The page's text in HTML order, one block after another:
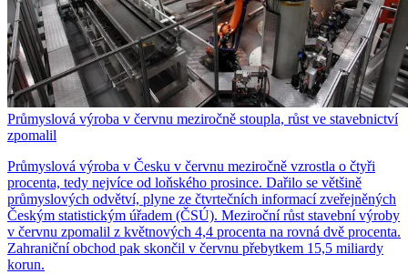
Průmyslová výroba v červnu meziročně stoupla, růst ve stavebnictví
zpomalil
Průmyslová výroba v Česku v červnu meziročně vzrostla o čtyři
procenta, tedy nejvíce od loňského prosince. Dařilo se většině
průmyslových odvětví, plyne ze čtvrtečních informací zveřejněných
Českým statistickým úřadem (ČSÚ). Meziroční růst stavební výroby
v červnu zpomalil z květnových 4,4 procenta na rovná dvě procenta.
Zahraniční obchod pak skončil v červnu přebytkem 15,5 miliardy
korun.